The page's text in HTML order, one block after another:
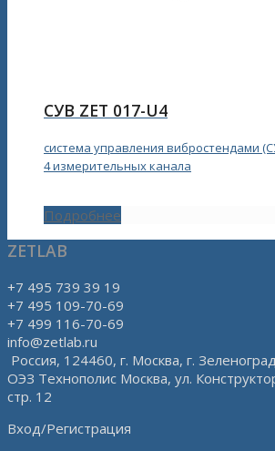
СУВ ZET 017-U4
система управления вибростендами
4 измерительных канала
Подробнее
ZETLAB
+7 495 739 39 19
+7 495 109-70-69
+7 499 116-70-69
info@zetlab.ru
Россия, 124460, г. Москва, г.
ОЭЗ Технополис Москва, ул.
стр. 12
Вход/Регистрация